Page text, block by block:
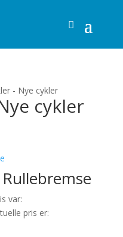
- Nye cykler
cykler
var:
pris er: